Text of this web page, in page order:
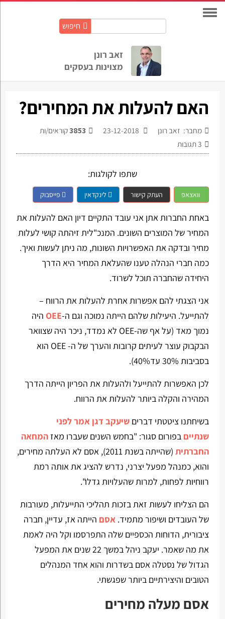
חיפוש
זאב רונן
מצוינות בעסקים
האם להעלות את המחירים?
מחבר: זאב רונן 3853קוראים/ות
3תגובות
שתפו לקולגות:
וואצאפ העתק קישור לינקדאין פייסבוק
באחת החברות אתן אני עובד התקיים דיון האם להעלות את
המחיר של המוצרים השונים. המנכ"לית זיהתה קושי לעלות
מחיר ובדקה את האפשרויות השונות, מה ניתן לעשות ואיך.
כמה חברי הנהלה טענו שהעלאת המחיר היא הדרך
היחידה שהחברה תוכל לשרוד.
אני הצגתי להם אפשרות אחרת להעלות את הרווח –
להתייעל. היעילות שלהם הייתה נמוכה וגם ה-OEE היה
נמוך מאד (על אף שה-OEE לא נמדד, ניכר היה שצוואר
הבקבוק עוצר לעיתים קרובות והערך של ה- OEE הוא
בסביבות 30% עד40%).
לכן האפשרות להתייעל ולהעלות את הפריון הייתה הדרך
המהירה והקלה ביותר להעלות את הרווח.
בשיחתנו ציטטתי דברים שיעקב דגן אמר לפני
שנתיים בפורום סגור: "בחמש השנים שעברו מאז המחאה
החברתית
(שהייתה בשנת 2011), אסם לא העלתה מחירים,
והוא, כמנהל מפעל יצרני, נדרש להציג את אותה רמת
רווחיות לפחות, למרות שהעלויות גדלו".
הם הצליחו לעשות זאת בזכות תהליכי התייעלות, מעורבות
של העובדים ושיפור מתמיד. אסם הייתה אז, עדיין, חברה
ציבורית, הדוחות הכספיים שלה התפרסמו וקל היה לאמת
את מה שאמר. יעקב ניהל במשך 22 שנים את המפעל
הגדול של נסטלה אסם בשדרות והוא אחד המנהלים
הטובים והיצירתיים ביותר שפגשתי.
אסם מעלה מחירים